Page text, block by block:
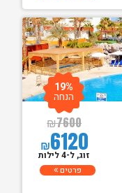
₪7600
₪6120
19%
הנחה
זוג, ל-4 לילות
פרטים